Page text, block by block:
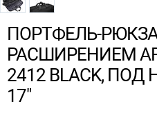
ПОРТФЕЛЬ-
РАСШИРЕНИЕМ
2412 BLACK,
17"